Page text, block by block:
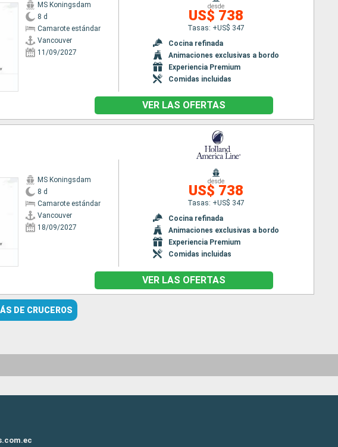
MS Koningsdam
8 d
Camarote estándar
Vancouver
11/09/2027
desde
US$ 738
Tasas: +US$ 347
Cocina refinada
Animaciones exclusivas a bordo
Experiencia Premium
Comidas incluidas
VER LAS OFERTAS
MS Koningsdam
8 d
Camarote estándar
Vancouver
18/09/2027
desde
US$ 738
Tasas: +US$ 347
Cocina refinada
Animaciones exclusivas a bordo
Experiencia Premium
Comidas incluidas
VER LAS OFERTAS
DE CRUCEROS